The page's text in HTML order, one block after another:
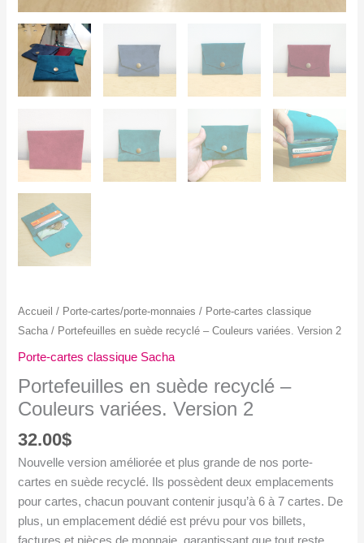
Accueil / Porte-cartes/porte-monnaies / Porte-cartes classique
Sacha / Portefeuilles en suède recyclé – Couleurs variées. Version 2
Porte-cartes classique Sacha
Portefeuilles en suède recyclé –
Couleurs variées. Version 2
32.00$
Nouvelle version améliorée et plus grande de nos porte-
cartes en suède recyclé. Ils possèdent deux emplacements
pour cartes, chacun pouvant contenir jusqu’à 6 à 7 cartes. De
plus, un emplacement dédié est prévu pour vos billets,